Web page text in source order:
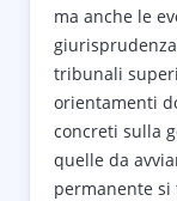
ma anche le
tribunali
orientamenti
concreti sulla
quelle da
permanente